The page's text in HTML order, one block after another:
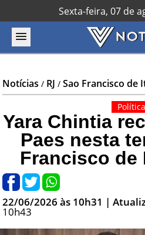
Sexta-feira, 07 de
Notícias / RJ /Sao Francisco de
Política
Yara Chintia
Paes nesta
Francisco de
22/06/2026 às 10h31 |
10h43